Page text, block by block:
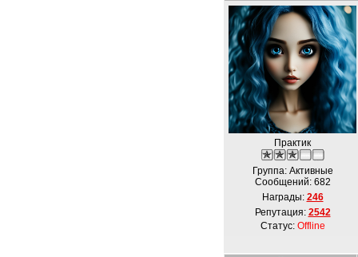
Практик
Группа: Активные
Сообщений: 682
Награды: 246
Репутация: 2542
Статус: Offline